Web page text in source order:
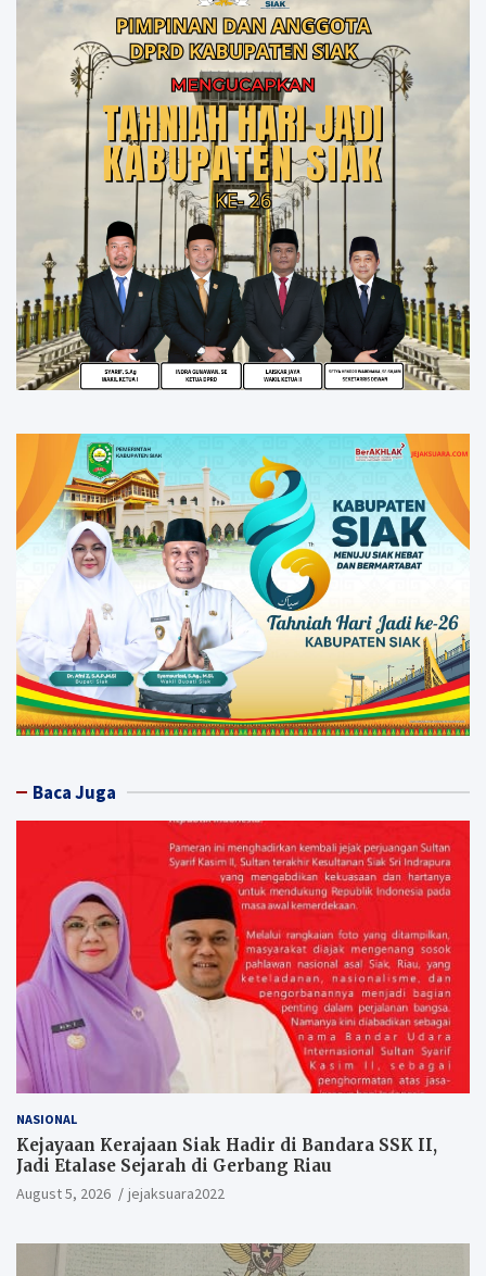
Baca Juga
NASIONAL
Kejayaan Kerajaan Siak Hadir di Bandara SSK II,
Jadi Etalase Sejarah di Gerbang Riau
August 5, 2026 jejaksuara2022